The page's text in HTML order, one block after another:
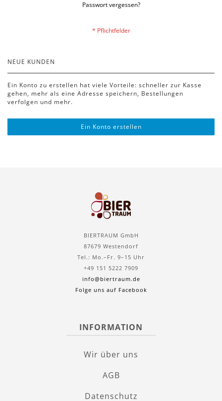
Passwort vergessen?
NEUE KUNDEN
Ein Konto zu erstellen hat viele Vorteile: schneller zur Kasse
gehen, mehr als eine Adresse speichern, Bestellungen
verfolgen und mehr.
Ein Konto erstellen
BIERTRAUM GmbH
87679 Westendorf
Tel.: Mo.–Fr. 9–15 Uhr
+49 151 5222 7909
info@biertraum.de
Folge uns auf Facebook
INFORMATION
Wir über uns
AGB
Datenschutz